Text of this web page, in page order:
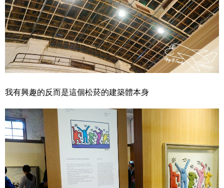
我有興趣的反而是這個松菸的建築體本身